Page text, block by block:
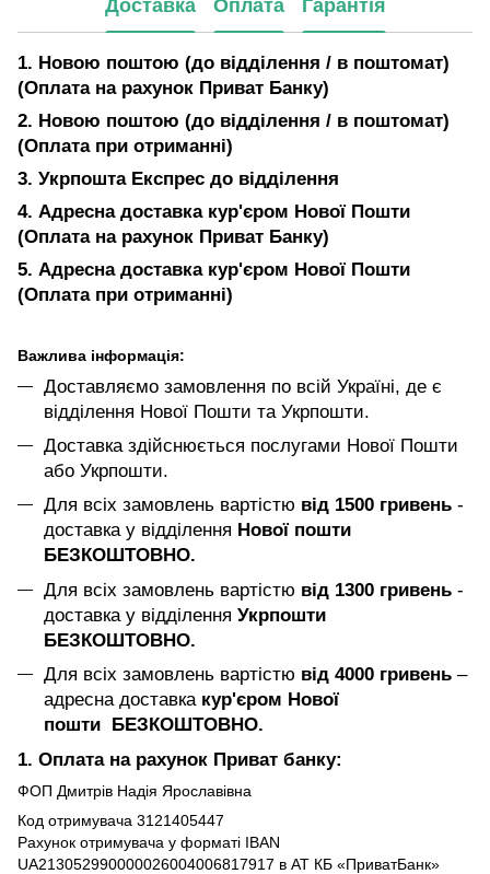
Доставка Оплата Гарантія
1. Новою поштою (до відділення / в поштомат)
(Оплата на рахунок Приват Банку)
2. Новою поштою (до відділення / в поштомат)
(Оплата при отриманні)
3. Укрпошта Експрес до відділення
4. Адресна доставка кур'єром Нової Пошти
(Оплата на рахунок Приват Банку)
5. Адресна доставка кур'єром Нової Пошти
(Оплата при отриманні)
Важлива інформація:
Доставляємо замовлення по всій Україні, де є
відділення Нової Пошти та Укрпошти.
Доставка здійснюється послугами Нової Пошти
або Укрпошти.
Для всіх замовлень вартістю від 1500 гривень -
доставка у відділення Нової пошти
БЕЗКОШТОВНО.
Для всіх замовлень вартістю від 1300 гривень -
доставка у відділення Укрпошти
БЕЗКОШТОВНО.
Для всіх замовлень вартістю від 4000 гривень –
адресна доставка кур'єром Нової
пошти БЕЗКОШТОВНО.
1. Оплата на рахунок Приват банку:
ФОП Дмитрів Надія Ярославівна
Код отримувача 3121405447
Рахунок отримувача у форматі IBAN
UA213052990000026004006817917 в АТ КБ «ПриватБанк»